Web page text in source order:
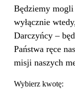
Będziemy
wyłącznie
Darczyńcy –
Państwa ręce
misji naszych
Wybierz kwotę: